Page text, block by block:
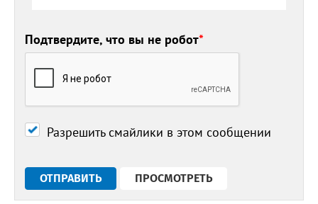
Подтвердите, что вы не робот*
Разрешить смайлики в этом сообщении